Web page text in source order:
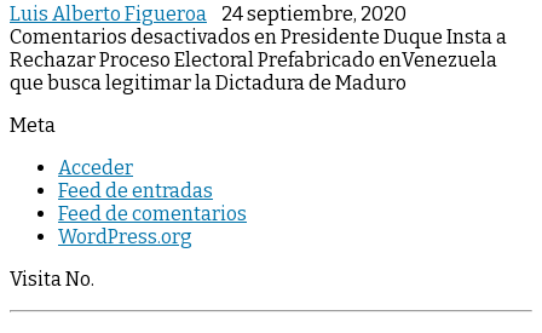
Luis Alberto Figueroa
24 septiembre, 2020
Comentarios desactivados en Presidente Duque Insta a
Rechazar Proceso Electoral Prefabricado enVenezuela
que busca legitimar la Dictadura de Maduro
Meta
Acceder
Feed de entradas
Feed de comentarios
WordPress.org
Visita No.